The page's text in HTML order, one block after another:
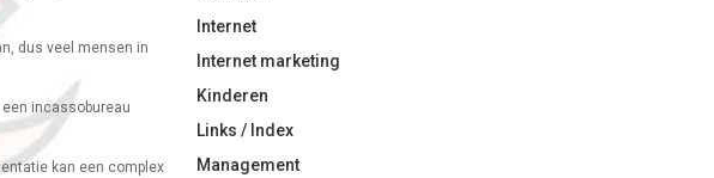
O
dus veel mensen in
incassobureau
kan een complex
Internet
Internet marketing
Kinderen
Links / Index
Management